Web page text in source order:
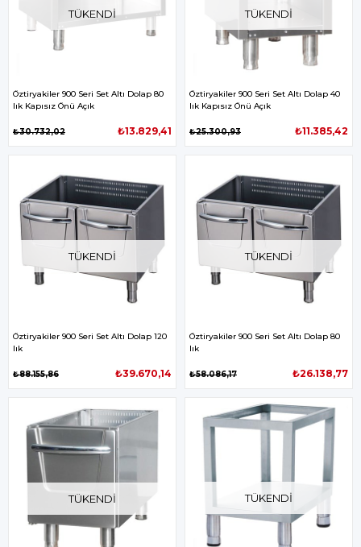
TÜKENDI
Öztiryakiler 900 Seri Set Altı Dolap 80
lık Kapısız Önü Açık
₺13.829,41
₺30.732,02
TÜKENDI
Öztiryakiler 900 Seri Set Altı Dolap 40
lık Kapısız Önü Açık
₺11.385,42
₺25.300,93
TÜKENDI
Öztiryakiler 900 Seri Set Altı Dolap 120
lık
₺39.670,14
₺88.155,86
TÜKENDI
Öztiryakiler 900 Seri Set Altı Dolap 80
lık
₺26.138,77
₺58.086,17
TÜKENDI TÜKENDI